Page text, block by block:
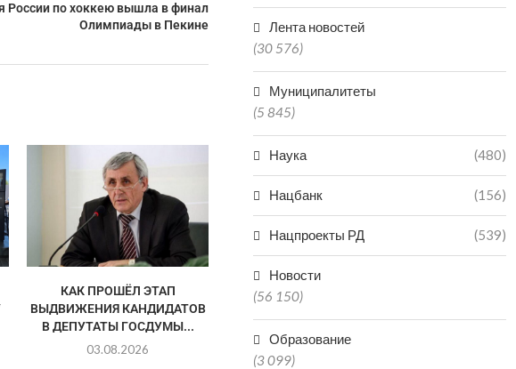
России по хоккею вышла в финал
Олимпиады в Пекине
КАК ПРОШЁЛ ЭТАП
ВЫДВИЖЕНИЯ КАНДИДАТОВ
В ДЕПУТАТЫ ГОСДУМЫ...
03.08.2026
ТРЕТЬИ СУТКИ В ДАГЕСТАНЕ
01.08.2026
Лента новостей
(30 576)
Муниципалитеты
(5 845)
Наука (480)
Нацбанк (156)
Нацпроекты РД (539)
Новости
(56 150)
Образование
(3 099)